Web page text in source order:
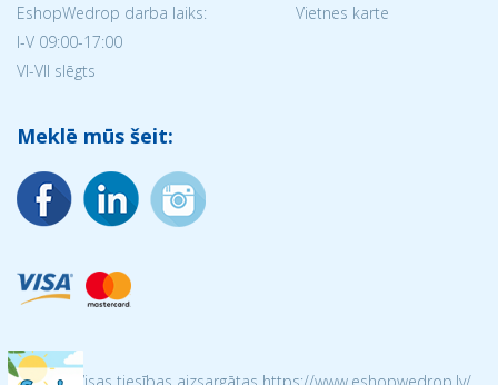
EshopWedrop darba laiks:
I-V 09:00-17:00
VI-VII slēgts
Vietnes karte
Meklē mūs šeit: